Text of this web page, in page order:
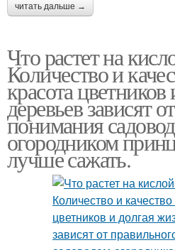
читать дальше →
Что растет на
Количество и
красота
деревьев зависят
понимания
огородником
лучше сажать.